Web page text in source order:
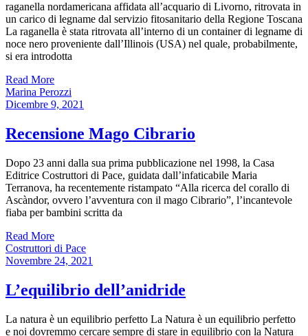
raganella nordamericana affidata all’acquario di Livorno, ritrovata in
un carico di legname dal servizio fitosanitario della Regione Toscana
La raganella è stata ritrovata all’interno di un container di legname di
noce nero proveniente dall’Illinois (USA) nel quale, probabilmente,
si era introdotta
Read More
Marina Perozzi
Dicembre 9, 2021
Recensione Mago Cibrario
Dopo 23 anni dalla sua prima pubblicazione nel 1998, la Casa
Editrice Costruttori di Pace, guidata dall’infaticabile Maria
Terranova, ha recentemente ristampato “Alla ricerca del corallo di
Ascàndor, ovvero l’avventura con il mago Cibrario”, l’incantevole
fiaba per bambini scritta da
Read More
Costruttori di Pace
Novembre 24, 2021
L’equilibrio dell’anidride
La natura è un equilibrio perfetto La Natura è un equilibrio perfetto
e noi dovremmo cercare sempre di stare in equilibrio con la Natura